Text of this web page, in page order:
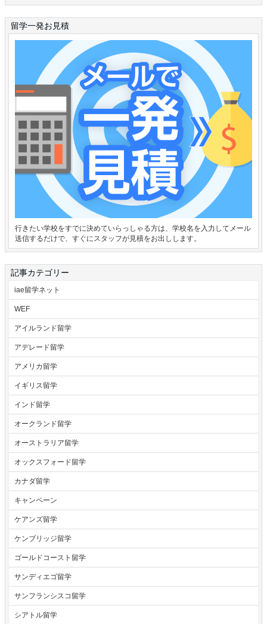
留学一発お見積
行きたい学校をすでに決めていらっしゃる方は、学校名を入力してメール
送信するだけで、すぐにスタッフが見積をお出しします。
記事カテゴリー
iae留学ネット
WEF
アイルランド留学
アデレード留学
アメリカ留学
イギリス留学
インド留学
オークランド留学
オーストラリア留学
オックスフォード留学
カナダ留学
キャンペーン
ケアンズ留学
ケンブリッジ留学
ゴールドコースト留学
サンディエゴ留学
サンフランシスコ留学
シアトル留学